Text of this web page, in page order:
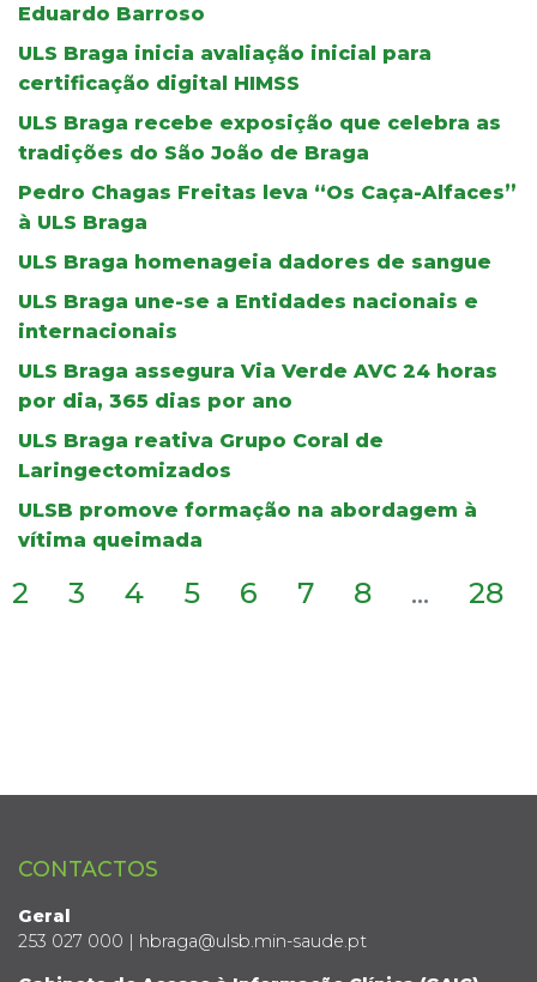
Eduardo Barroso
ULS Braga inicia avaliação inicial para
certificação digital HIMSS
ULS Braga recebe exposição que celebra as
tradições do São João de Braga
Pedro Chagas Freitas leva “Os Caça-Alfaces”
à ULS Braga
ULS Braga homenageia dadores de sangue
ULS Braga une-se a Entidades nacionais e
internacionais
ULS Braga assegura Via Verde AVC 24 horas
por dia, 365 dias por ano
ULS Braga reativa Grupo Coral de
Laringectomizados
ULSB promove formação na abordagem à
vítima queimada
2 3 4 5 6 7 8 ... 28
CONTACTOS
Geral
253 027 000 | hbraga@ulsb.min-saude.pt